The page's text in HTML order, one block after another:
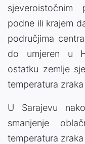
podne ili krajem
područjima
do umjeren u
ostatku zemlje
temperatura
U Sarajevu
smanjenje
temperatura